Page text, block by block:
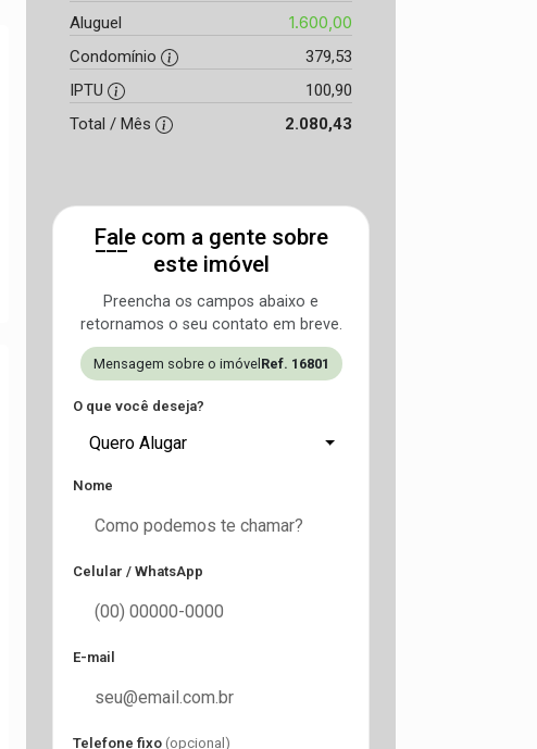
Aluguel 1.600,00
Condomínio
379,53
IPTU
100,90
Total / Mês
2.080,43
Fale com a gente sobre
este imóvel
Preencha os campos abaixo e
retornamos o seu contato em breve.
Mensagem sobre o imóvel Ref. 16801
O que você deseja?
Quero Alugar
Nome
Celular / WhatsApp
E-mail
Telefone fixo (opcional)